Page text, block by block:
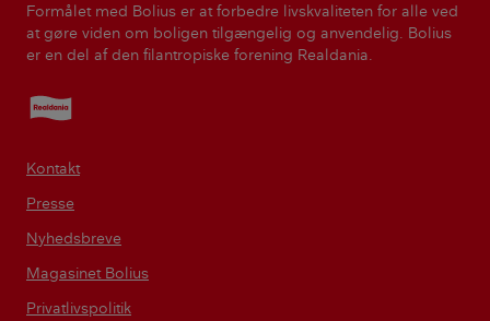
Formålet med Bolius er at forbedre livskvaliteten for alle ved
at gøre viden om boligen tilgængelig og anvendelig. Bolius
er en del af den filantropiske forening Realdania.
Realdania
Kontakt
Presse
Nyhedsbreve
Magasinet Bolius
Privatlivspolitik